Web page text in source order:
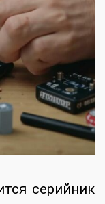
серийник